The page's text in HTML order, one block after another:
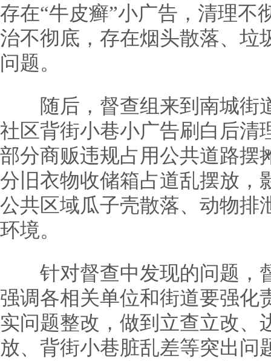
存在“牛皮癣”小广告，清理不
治不彻底，存在烟头散落、垃
问题。
随后，督查组来到南城街
社区背街小巷小广告刷白后清
部分商贩违规占用公共道路摆
分旧衣物收储箱占道乱摆放，
公共区域瓜子壳散落、动物排
环境。
针对督查中发现的问题，
强调各相关单位和街道要强化
实问题整改，做到立查立改、
放、背街小巷脏乱差等突出问